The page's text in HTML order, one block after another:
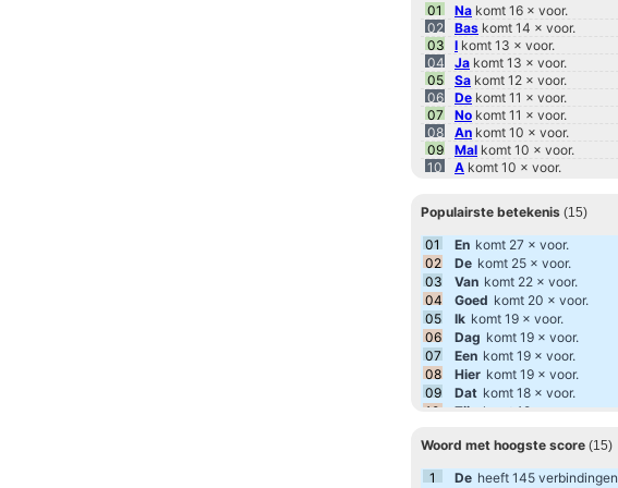
Wolof: 102 woordjes
Italiaans: 81 woordjes
Ijslands : 80 woordjes
Spaans: 78 woordjes
Iers : 57 woordjes
Kroatisch: 51 woordjes
Portugees: 48 woordjes
Fries : 48 woordjes
Faeroers: 48 woordjes
Tsjechisch : 39 woordjes
Guarani
: 35 woordjes
Ests: 34 woordjes
Indonesisch : 32 woordjes
Catalaans: 29 woordjes
Esperanto : 28 woordjes
Bislama: 26 woordjes
Schots: 21 woordjes
Sloveens: 20 woordjes
Luxemburgs : 20 woordjes
Tagalog: 18 woordjes
Krio: 16 woordjes
Turkmeens : 16 woordjes
Waals: 15 woordjes
: 14 woordjes
Cebuano: 9 woordjes
01 Na komt 16 × voor.
02
Bas komt 14 × voor.
03
I komt 13 × voor.
04
Ja komt 13 × voor.
05
Sa komt 12 × voor.
06
De komt 11 × voor.
07
No komt 11 × voor.
08
An komt 10 × voor.
09
Mal komt 10 × voor.
10
A komt 10 × voor.
13
Pakomt 9 × voor.
14
La
komt 9 × voor.
15
Sangkomt 9 × voor.
Populairste betekenis (15)
01 En komt 27 × voor.
02
De komt 25 × voor.
03
Van komt 22 × voor.
04
Goed komt 20 × voor.
05
Ik komt 19 × voor.
06
Dag komt 19 × voor.
07
Een komt 19 × voor.
08
Hier komt 19 × voor.
09
Dat komt 18 × voor.
10
Zijnkomt 18 × voor.
12
Naarkomt 17 × voor.
13
Woord met hoogste score (15)
1 De heeft 145 verbindingen